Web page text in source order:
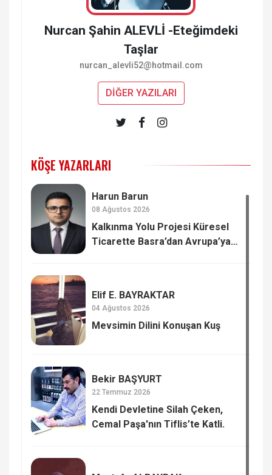
Nurcan Şahin ALEVLİ -Eteğimdeki
Taşlar
nurcan_alevli52@hotmail.com
DİĞER YAZILARI
KÖŞE YAZARLARI
Harun Barun
08 Ağustos 2026
Kalkınma Yolu Projesi Küresel
Ticarette Basra’dan Avrupa’ya
Elif E. BAYRAKTAR
04 Ağustos 2026
Mevsimin Dilini Konuşan Kuş
Bekir BAŞYURT
22 Temmuz 2026
Kendi Devletine Silah Çeken,
Cemal Paşa'nın Tiflis’te Katli.